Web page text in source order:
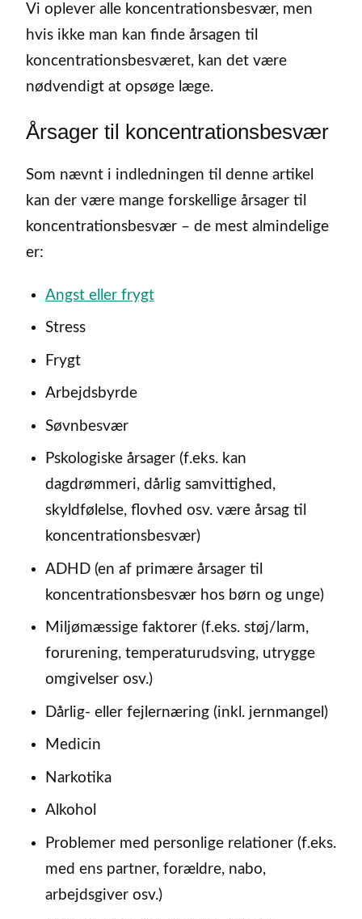
Vi oplever alle koncentrationsbesvær, men
hvis ikke man kan finde årsagen til
koncentrationsbesværet, kan det være
nødvendigt at opsøge læge.
Årsager til koncentrationsbesvær
Som nævnt i indledningen til denne artikel
kan der være mange forskellige årsager til
koncentrationsbesvær – de mest almindelige
er:
Angst eller frygt
Stress
Frygt
Arbejdsbyrde
Søvnbesvær
Pskologiske årsager (f.eks. kan
dagdrømmeri, dårlig samvittighed,
skyldfølelse, flovhed osv. være årsag til
koncentrationsbesvær)
ADHD (en af primære årsager til
koncentrationsbesvær hos børn og unge)
Miljømæssige faktorer (f.eks. støj/larm,
forurening, temperaturudsving, utrygge
omgivelser osv.)
Dårlig- eller fejlernæring (inkl. jernmangel)
Medicin
Narkotika
Alkohol
Problemer med personlige relationer (f.eks.
med ens partner, forældre, nabo,
arbejdsgiver osv.)